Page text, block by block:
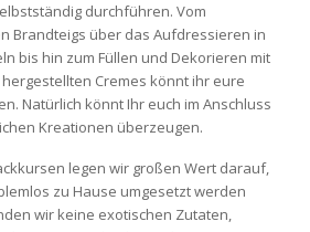
durchführen. Vom
Brandteigs über das Aufdressieren in
bis hin zum Füllen und Dekorieren mit
Cremes könnt ihr eure
Natürlich könnt Ihr euch im Anschluss
Kreationen überzeugen.
legen wir großen Wert darauf,
zu Hause umgesetzt werden
wir keine exotischen Zutaten,